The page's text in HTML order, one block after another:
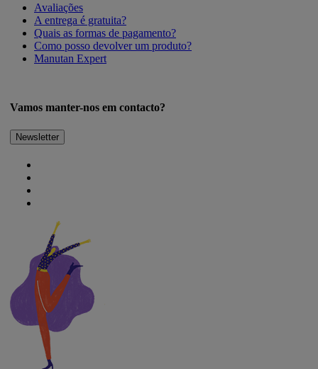
Avaliações
A entrega é gratuita?
Quais as formas de pagamento?
Como posso devolver um produto?
Manutan Expert
Vamos manter-nos em contacto?
Newsletter